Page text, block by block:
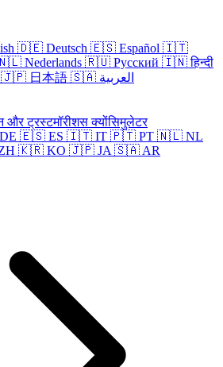
🇩🇪 Deutsch 🇪🇸 Español 🇮🇹
Nederlands 🇷🇺 Русский 🇮🇳 हिन्दी
🇯🇵 日本語
🇸🇦 العربية
और ट्रस्टमॉरीशस क्योंसिमुलेटर
🇪🇸 ES 🇮🇹 IT 🇵🇹 PT 🇳🇱 NL
🇰🇷 KO 🇯🇵 JA 🇸🇦 AR